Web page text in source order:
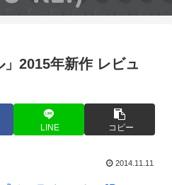
2015年新作 レビュ
LINE コピー
2014.11.11